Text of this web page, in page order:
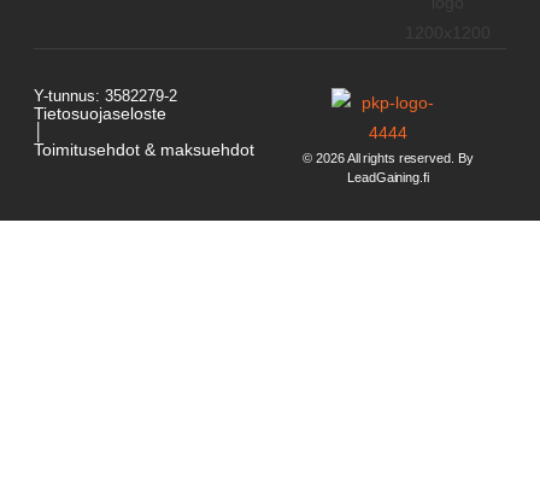
© 2026 All rights reserved. By
LeadGaining.fi
Y-tunnus: 3582279-2
Tietosuojaseloste
Toimitusehdot & maksuehdot